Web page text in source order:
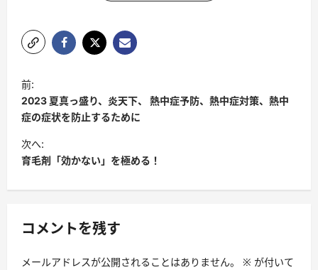
投
稿
ナ
ビ
ゲ
ー
ョ
前:
2023 夏真っ盛り、炎天下、 熱中症予防、熱中症対策、熱中
症の症状を防止するために
次へ:
育毛剤「効かない」を極める！
コメントを残す
メールアドレスが公開されることはありません。 ※ が付いて